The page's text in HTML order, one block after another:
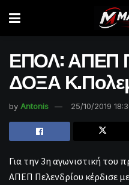
ΕΠΟΛ: ΑΠΕΠ
ΔΟΞΑ
by Antonis 25/10/2019
Για την 3η αγωνιστική
ΑΠΕΠ Πελενδρίου κέρδισε